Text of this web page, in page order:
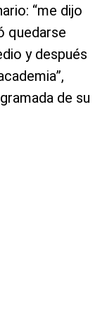
“me dijo
quedarse
y después
de su